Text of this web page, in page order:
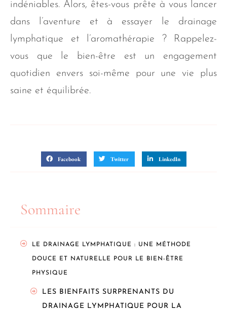
indéniables. Alors, êtes-vous prête à vous lancer
dans l’aventure et à essayer le drainage
lymphatique et l’aromathérapie ? Rappelez-
vous que le bien-être est un engagement
quotidien envers soi-même pour une vie plus
saine et équilibrée.
Facebook Twitter LinkedIn
Sommaire
LE DRAINAGE LYMPHATIQUE : UNE MÉTHODE
DOUCE ET NATURELLE POUR LE BIEN-ÊTRE
PHYSIQUE
LES BIENFAITS SURPRENANTS DU
DRAINAGE LYMPHATIQUE POUR LA